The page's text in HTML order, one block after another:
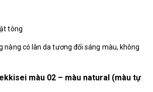
tông
nàng có làn da tương đối sáng màu, không
màu 02 – màu natural (màu tự